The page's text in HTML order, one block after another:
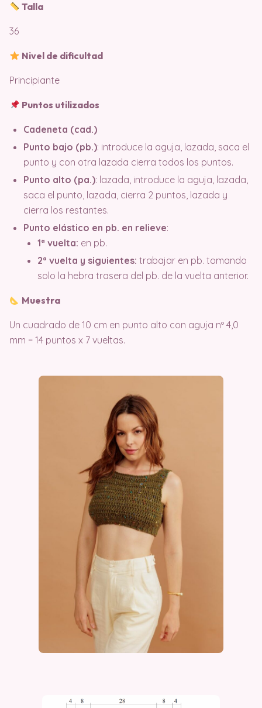
Talla
36
Nivel de dificultad
Principiante
Puntos utilizados
Cadeneta (cad.)
Punto bajo (pb.): introduce la aguja, lazada, saca el
punto y con otra lazada cierra todos los puntos.
Punto alto (pa.): lazada, introduce la aguja, lazada,
saca el punto, lazada, cierra 2 puntos, lazada y
cierra los restantes.
Punto elástico en pb. en relieve:
1ª vuelta: en pb.
2ª vuelta y siguientes: trabajar en pb. tomando
solo la hebra trasera del pb. de la vuelta anterior.
Muestra
Un cuadrado de 10 cm en punto alto con aguja nº 4,0
mm = 14 puntos x 7 vueltas.